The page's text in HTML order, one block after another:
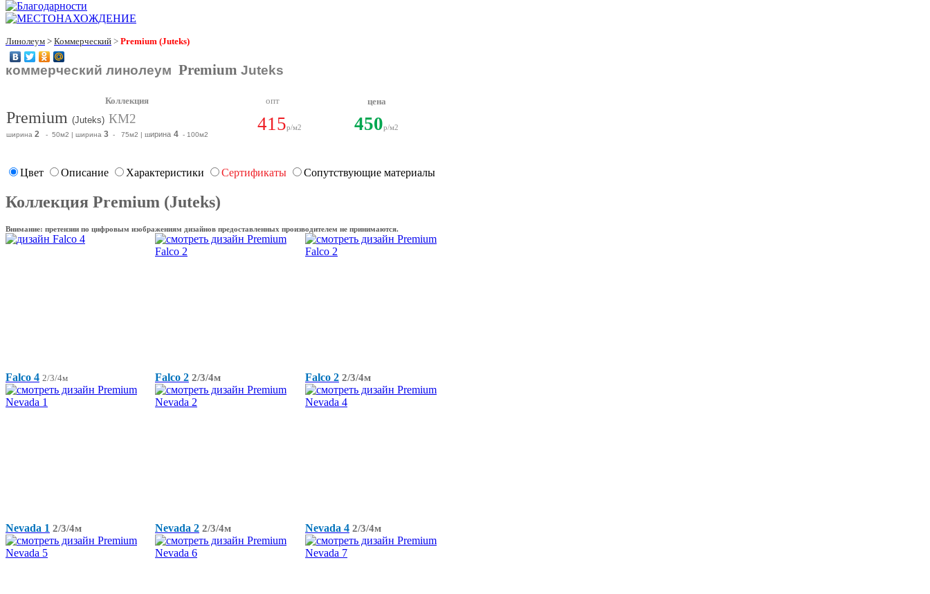
Линолеум > Коммерческий > Premium (Juteks)
коммерческий линолеум Premium Juteks
Коллекция опт цена
Premium (Juteks) КМ2
ширина 2 - 50м2 | ширина 3 - 75м2 | ширина 4 - 100м2
415р/м2 450p/м2
Цвет Описание Характеристики Сертификаты Сопутствующие материалы
Коллекция Premium (Juteks)
Внимание: претензии по цифровым изображениям дизайнов предоставленных производителем не принимаются.
Falco 4 2/3/4м Falco 2 2/3/4м Falco 2 2/3/4м
Nevada 1 2/3/4м Nevada 2 2/3/4м Nevada 4 2/3/4м